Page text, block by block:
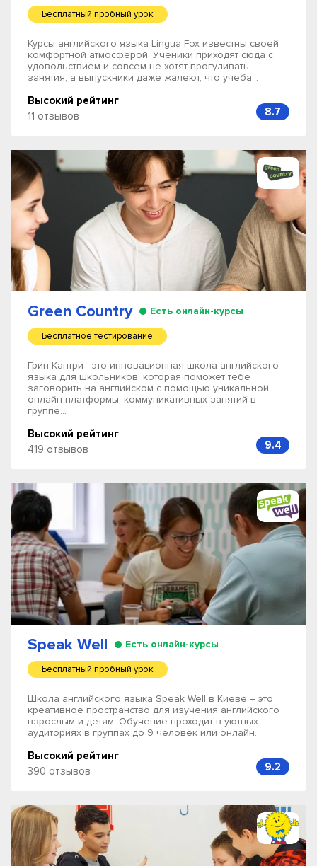
Бесплатный пробный урок
Курсы английского языка Lingua Fox известны своей
комфортной атмосферой. Ученики приходят сюда с
удовольствием и совсем не хотят прогуливать
занятия, а выпускники даже жалеют, что учеба...
Высокий рейтинг
11 отзывов
8.7
Green Country Есть онлайн-курсы
Бесплатное тестирование
Грин Кантри - это инновационная школа английского
языка для школьников, которая поможет тебе
заговорить на английском с помощью уникальной
онлайн платформы, коммуникативных занятий в
группе...
Высокий рейтинг
419 отзывов
9.4
Speak Well Есть онлайн-курсы
Бесплатный пробный урок
Школа английского языка Speak Well в Киеве – это
креативное пространство для изучения английского
взрослым и детям. Обучение проходит в уютных
аудиториях в группах до 9 человек или онлайн...
Высокий рейтинг
390 отзывов
9.2